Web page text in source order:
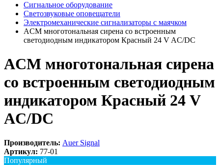
Сигнальное оборудование
Светозвуковые оповещатели
Электромеханические сигнализаторы с маячком
ACM многотональная сирена со встроенным
светодиодным индикатором Красный 24 V AC/DC
ACM многотональная сирена
со встроенным светодиодным
индикатором Красный 24 V
AC/DC
Производитель: Auer Signal
Артикул: 77-01
Популярный